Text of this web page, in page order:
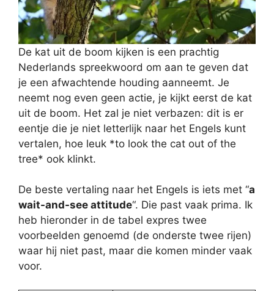
De kat uit de boom kijken is een prachtig
Nederlands spreekwoord om aan te geven dat
je een afwachtende houding aanneemt. Je
neemt nog even geen actie, je kijkt eerst de kat
uit de boom. Het zal je niet verbazen: dit is er
eentje die je niet letterlijk naar het Engels kunt
vertalen, hoe leuk *to look the cat out of the
tree* ook klinkt.
De beste vertaling naar het Engels is iets met “a
wait-and-see attitude“. Die past vaak prima. Ik
heb hieronder in de tabel expres twee
voorbeelden genoemd (de onderste twee rijen)
waar hij niet past, maar die komen minder vaak
voor.